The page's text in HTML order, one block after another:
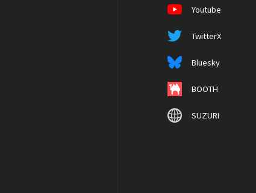
Youtube
TwitterX
Bluesky
BOOTH
SUZURI